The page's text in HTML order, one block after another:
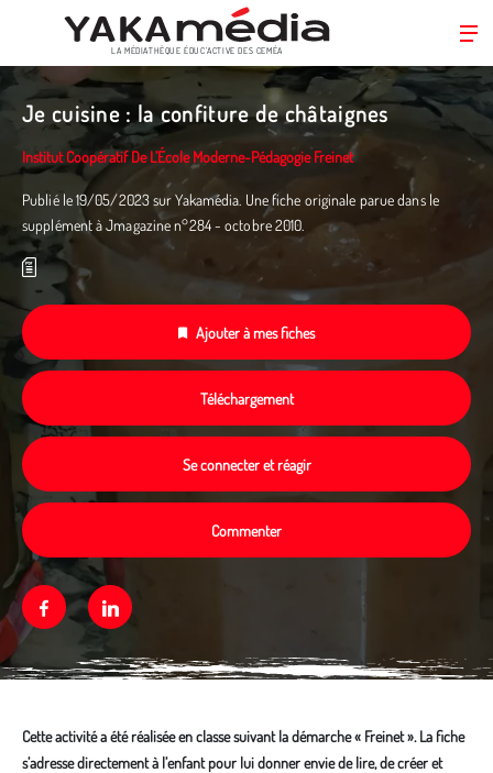
Aller
contenu
principal
LA MÉDIATHÈQUE ÉDUC’ACTIVE DES CEMÉA
Je cuisine : la confiture de châtaignes
Institut Coopératif De L’École Moderne-Pédagogie Freinet
Publié le 19/05/2023 sur Yakamédia. Une fiche originale parue dans le
supplément à Jmagazine n°284 - octobre 2010.
Ajouter à mes fiches
Téléchargement
Se connecter et réagir
Commenter
FacebookLinkedin
Cette activité a été réalisée en classe suivant la démarche « Freinet ». La fiche
s’adresse directement à l’enfant pour lui donner envie de lire, de créer et